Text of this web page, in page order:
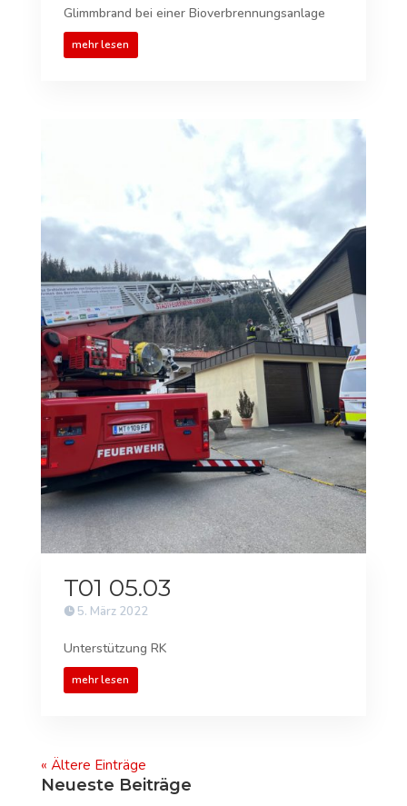
Glimmbrand bei einer Bioverbrennungsanlage
mehr lesen
T01 05.03
5. März 2022
Unterstützung RK
mehr lesen
« Ältere Einträge
Neueste Beiträge